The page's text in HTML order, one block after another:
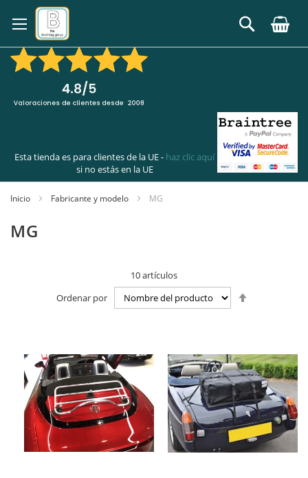
al
contenido
Buscar
Esta tienda es para clientes de la UE - haz clic aquí
si no estás en la UE
Inicio Fabricante y modelo MG
MG
10artículos
Ordenar por